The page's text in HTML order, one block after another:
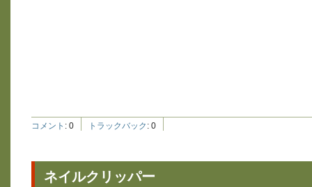
コメント : 0 トラックバック : 0
ネイルクリッパー